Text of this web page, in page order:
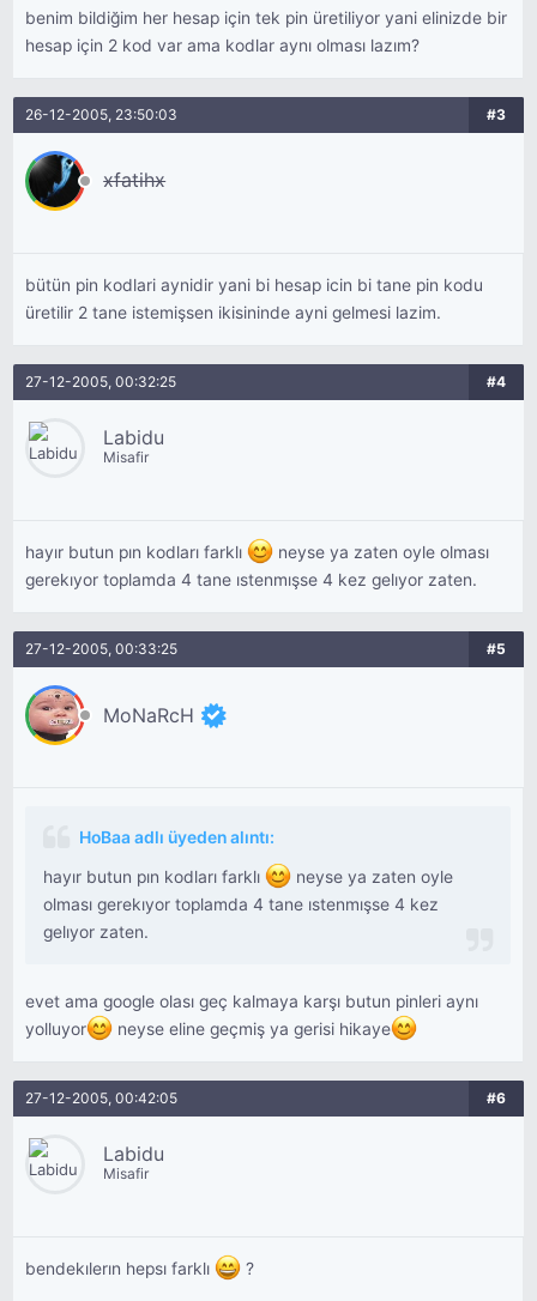
benim bildiğim her hesap için tek pin üretiliyor yani elinizde bir
hesap için 2 kod var ama kodlar aynı olması lazım?
26-12-2005, 23:50:03 #3
xfatihx
bütün pin kodlari aynidir yani bi hesap icin bi tane pin kodu
üretilir 2 tane istemişsen ikisininde ayni gelmesi lazim.
27-12-2005, 00:32:25 #4
Labidu
Misafir
hayır butun pın kodları farklı
neyse ya zaten oyle olması
gerekıyor toplamda 4 tane ıstenmışse 4 kez gelıyor zaten.
27-12-2005, 00:33:25 #5
MoNaRcH
HoBaa adlı üyeden alıntı:
hayır butun pın kodları farklı
neyse ya zaten oyle
olması gerekıyor toplamda 4 tane ıstenmışse 4 kez
gelıyor zaten.
evet ama google olası geç kalmaya karşı butun pinleri aynı
yolluyor
neyse eline geçmiş ya gerisi hikaye
27-12-2005, 00:42:05 #6
Labidu
Misafir
bendekılerın hepsı farklı ?